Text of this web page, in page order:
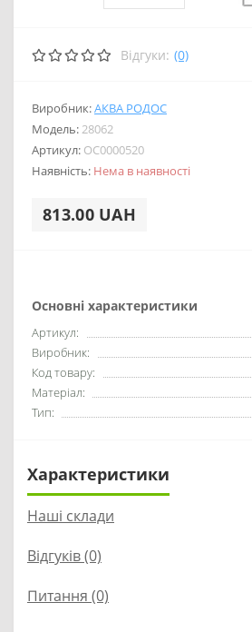
Відгуки: (0)
Виробник:АКВА РОДОС
Модель:28062
Артикул: OC0000520
Наявність: Нема в наявності
813.00 UAH
Основні характеристики
Артикул:
Виробник:
Код товару:
Матеріал:
Тип:
Характеристики
Наші склади
Відгуків (0)
Питання (0)